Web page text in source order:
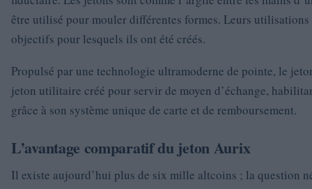
être utilisé pour mouler différentes formes. Leurs utilisations
objectifs pour lesquels ils ont été créés.
Propulsé par une technologie ultramoderne de pointe, le
jeton utilitaire créé pour servir de moyen d’échange,
grâce à son système unique de carte et de remboursement.
L’avantage comparatif du jeton Aurix
Il existe aujourd’hui plus de six mille altcoins ; la question